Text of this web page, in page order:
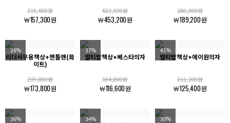
215,600원
￦157,300원
621,500원
￦453,200원
280,500원
￦189,200원
28%
리더사무용책상+젠틀맨(화
이트)
239,800원
￦173,800원
37%
멀티탑책상+베스타의자
184,800원
￦116,600원
41%
멀티탑책상+에이원의자
211,200원
￦125,400원
36% 34% 30%